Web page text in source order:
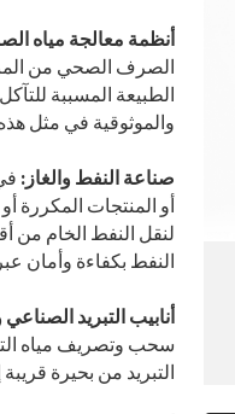
أنظمة معالجة مياه
الصرف الصحي من
الطبيعة المسببة
والموثوقية في مثل
صناعة النفط والغاز:
لنقل النفط الخام من
النفط بكفاءة وأمان
أنابيب التبريد
التبريد من بحيرة